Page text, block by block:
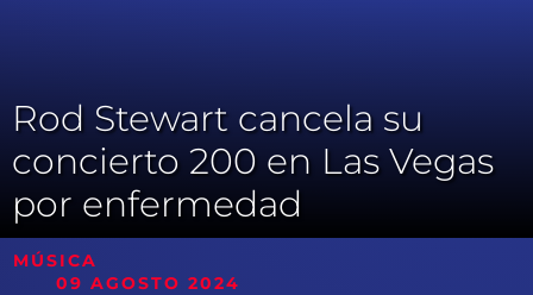
Rod Stewart cancela su
concierto 200 en Las Vegas
por enfermedad
MÚSICA
09 AGOSTO 2024